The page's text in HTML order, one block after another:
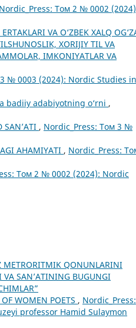
Nordic_Press: Том 2 № 0002
VA O‘ZBEK XALQ
XORIJIY TIL VA
IMKONIYATLAR VA
№ 0003 (2024): Nordic Studies in
badiiy adabiyotning o‘rni ,
SAN’ATI , Nordic_Press: Том 3 №
AHAMIYATI , Nordic_Press:
Том 2 № 0002 (2024): Nordic
METRORITMIK QONUNLARINI
SAN’ATINING BUGUNGI
WOMEN POETS , Nordic_Press:
professor Hamid Sulaymon